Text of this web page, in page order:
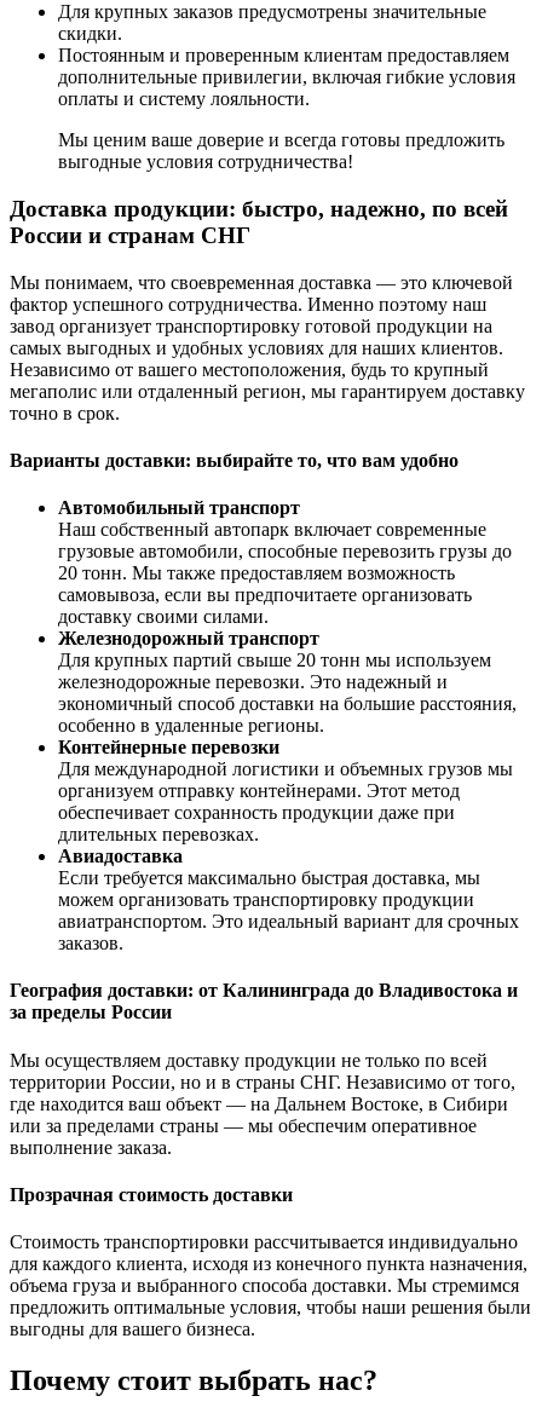
Для крупных заказов предусмотрены значительные
скидки.
Постоянным и проверенным клиентам предоставляем
дополнительные привилегии, включая гибкие условия
оплаты и систему лояльности.
Мы ценим ваше доверие и всегда готовы предложить
выгодные условия сотрудничества!
Доставка продукции: быстро, надежно, по всей
России и странам СНГ
Мы понимаем, что своевременная доставка — это ключевой
фактор успешного сотрудничества. Именно поэтому наш
завод организует транспортировку готовой продукции на
самых выгодных и удобных условиях для наших клиентов.
Независимо от вашего местоположения, будь то крупный
мегаполис или отдаленный регион, мы гарантируем доставку
точно в срок.
Варианты доставки: выбирайте то, что вам удобно
Автомобильный транспорт
Наш собственный автопарк включает современные
грузовые автомобили, способные перевозить грузы до
20 тонн. Мы также предоставляем возможность
самовывоза, если вы предпочитаете организовать
доставку своими силами.
Железнодорожный транспорт
Для крупных партий свыше 20 тонн мы используем
железнодорожные перевозки. Это надежный и
экономичный способ доставки на большие расстояния,
особенно в удаленные регионы.
Контейнерные перевозки
Для международной логистики и объемных грузов мы
организуем отправку контейнерами. Этот метод
обеспечивает сохранность продукции даже при
длительных перевозках.
Авиадоставка
Если требуется максимально быстрая доставка, мы
можем организовать транспортировку продукции
авиатранспортом. Это идеальный вариант для срочных
заказов.
География доставки: от Калининграда до Владивостока и
за пределы России
Мы осуществляем доставку продукции не только по всей
территории России, но и в страны СНГ. Независимо от того,
где находится ваш объект — на Дальнем Востоке, в Сибири
или за пределами страны — мы обеспечим оперативное
выполнение заказа.
Прозрачная стоимость доставки
Стоимость транспортировки рассчитывается индивидуально
для каждого клиента, исходя из конечного пункта назначения,
объема груза и выбранного способа доставки. Мы стремимся
предложить оптимальные условия, чтобы наши решения были
выгодны для вашего бизнеса.
Почему стоит выбрать нас?